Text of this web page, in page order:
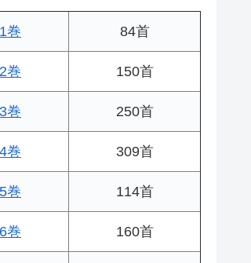
巻 84首
巻 150首
巻 250首
巻 309首
巻 114首
巻 160首